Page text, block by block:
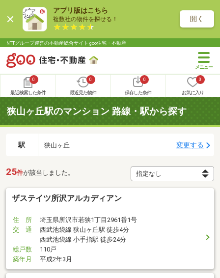
アプリ版はこちら
複数社の物件を探せる！ 開く
NTTグループ運営の不動産総合サイト goo住宅・不動産
0
最近検索した条件
0
最近見た物件
0
保存した条件
0
お気に入り
狭山ヶ丘駅のマンション 路線・駅から探す
駅 狭山ヶ丘 変更する
25件が該当しました。
ザステイツ所沢アルカディアン
住 所
埼玉県所沢市若狭1丁目2961番1号
交 通
西武池袋線 狭山ヶ丘駅 徒歩4分
西武池袋線 小手指駅 徒歩24分
総戸数
110戸
築年月
平成2年3月